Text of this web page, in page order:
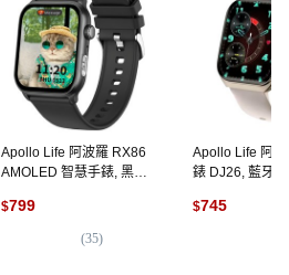
Apollo Life 阿波羅 RX86
AMOLED 智慧手錶, 黑色,
$799
(35)
Apollo Life 阿
錶 DJ26, 藍牙,
$745